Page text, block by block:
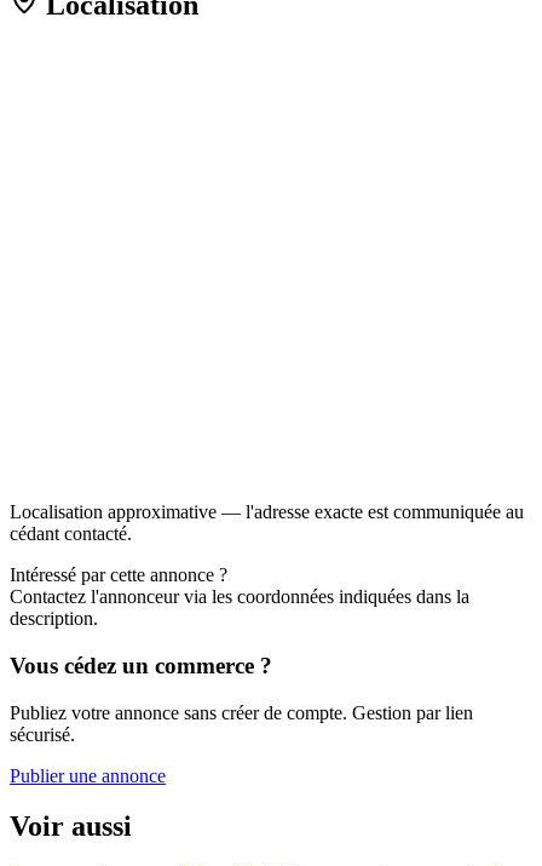
Localisation approximative — l'adresse exacte est communiquée au
cédant contacté.
Intéressé par cette annonce ?
Contactez l'annonceur via les coordonnées indiquées dans la
description.
Vous cédez un commerce ?
Publiez votre annonce sans créer de compte. Gestion par lien
sécurisé.
Publier une annonce
Voir aussi